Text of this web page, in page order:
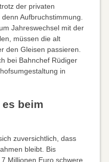
der privaten
Aufbruchstimmung.
Jahreswechsel mit der
müssen die alt
den Gleisen passieren.
bei Bahnchef Rüdiger
in
beim
zuversichtlich, dass
bleibt. Bis
Millionen Euro schwere